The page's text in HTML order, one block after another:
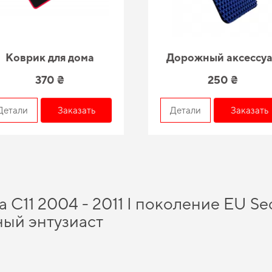
Коврик для дома
370 ₴
Заказать
Дорожный
250 ₴
Детали Заказать
C11 2004 - 2011 I поколение EU
энтузиаст